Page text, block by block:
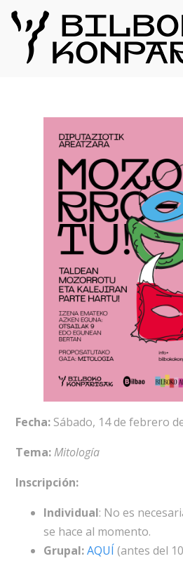
Fecha:Sábado, 14 de febrero
Tema:Mitología
Inscripción:
Individual: No es
se hace al momento.
Grupal:AQUÍ (antes del